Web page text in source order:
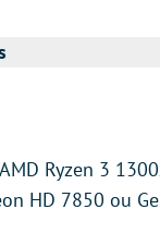
Ryzen 3
HD 7850 ou